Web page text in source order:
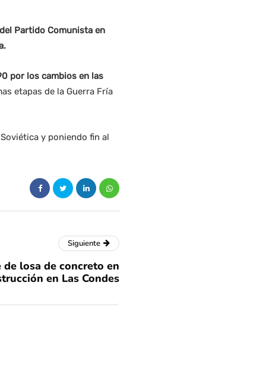
Partido Comunista en
por los cambios en las
etapas de la Guerra Fría
y poniendo fin al
Siguiente
losa de concreto en
en Las Condes